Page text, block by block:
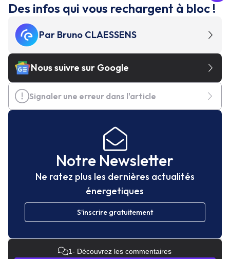
Des infos qui vous rechargent à bloc !
Par Bruno CLAESSENS
Nous suivre sur Google
Signaler une erreur dans l'article
Notre Newsletter
Ne ratez plus les dernières actualités
énergetiques
S'inscrire gratuitement
1- Découvrez les commentaires